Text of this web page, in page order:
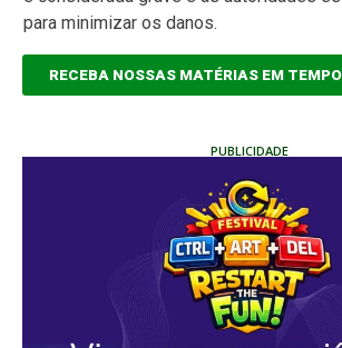
para minimizar os danos.
RECEBA NOSSAS MATÉRIAS EM
PUBLICIDADE